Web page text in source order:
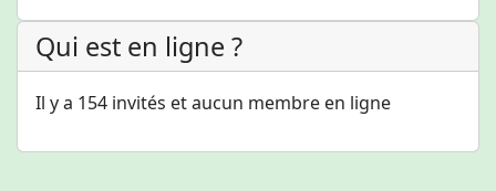
Qui est en ligne ?
Il y a 154 invités et aucun membre en ligne